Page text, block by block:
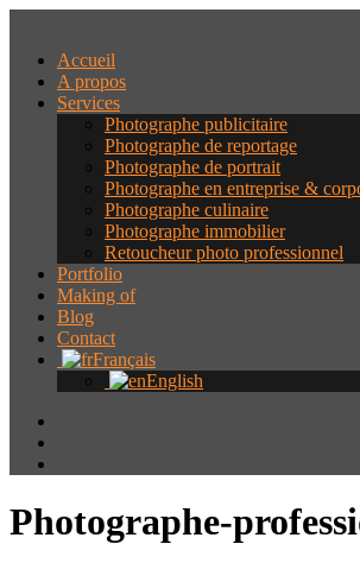
Accueil
A propos
Services
Photographe publicitaire
Photographe de reportage
Photographe de portrait
Photographe en entreprise &
Photographe culinaire
Photographe immobilier
Retoucheur photo professionnel
Portfolio
Making of
Blog
Contact
Français
English
Photographe-